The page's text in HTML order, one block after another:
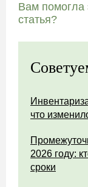
Вам помогла
статья?
что
2026 году:
сроки